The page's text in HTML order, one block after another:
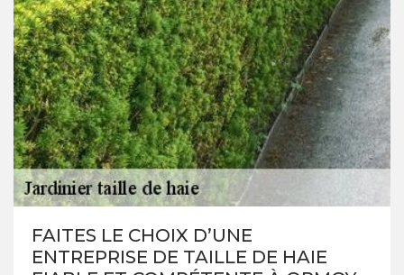
FAITES LE CHOIX D’UNE
ENTREPRISE DE TAILLE DE HAIE